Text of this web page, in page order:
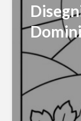
Domini